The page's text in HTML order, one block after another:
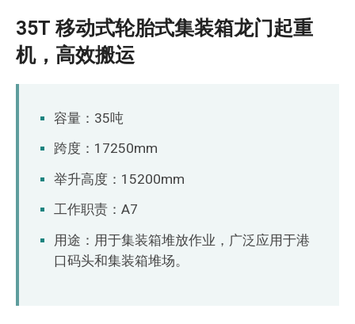
35T 移动式轮胎式集装箱龙门起重
机，高效搬运
容量：35吨
跨度：17250mm
举升高度：15200mm
工作职责：A7
用途：用于集装箱堆放作业，广泛应用于港
口码头和集装箱堆场。
Беларуская мова
Kiswahili
Dansk
Norsk
O‘zbekcha